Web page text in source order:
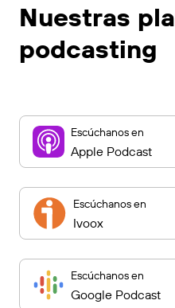
Nuestras
podcasting
Escúchanos en
Apple Podcast
Escúchanos en
Ivoox
Escúchanos en
Google Podcast